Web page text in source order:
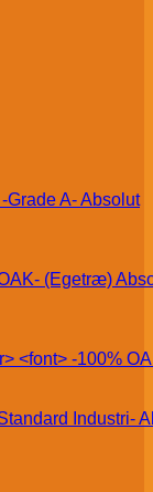
Absolut